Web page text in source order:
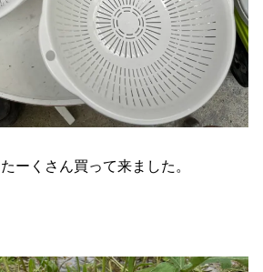
ーくさん買って来ました。